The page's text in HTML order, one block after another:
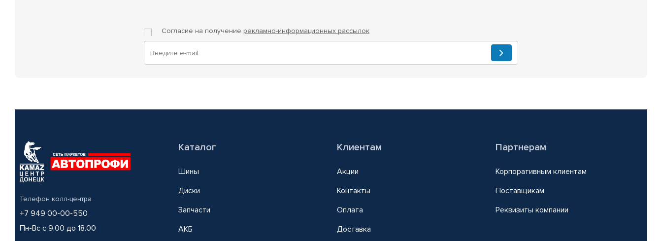
Согласие на получение рекламно-информационных рассылок
Телефон колл-центра
+7 949 00-00-550
Пн-Вс с 9.00 до 18.00
Каталог
Шины
Диски
Запчасти
АКБ
Клиентам
Акции
Контакты
Оплата
Доставка
Партнерам
Корпоративным клиентам
Поставщикам
Реквизиты компании